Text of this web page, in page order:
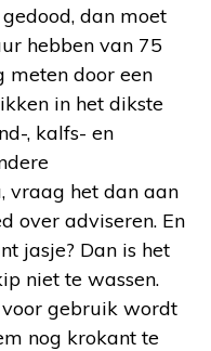
dan moet
hebben van 75
meten door een
in het dikste
, kalfs- en
vraag het dan aan
over adviseren. En
jasje? Dan is het
niet te wassen.
gebruik wordt
nog krokant te